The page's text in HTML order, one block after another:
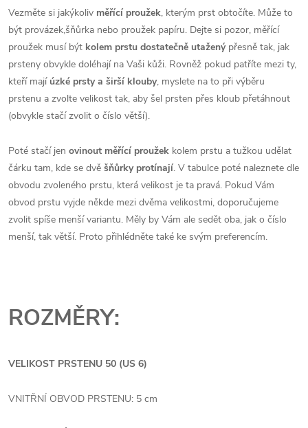
Vezměte si jakýkoliv měřící proužek, kterým prst obtočíte. Může to
být provázek,šňůrka nebo proužek papíru. Dejte si pozor, měřící
proužek musí být kolem prstu dostatečně utaženýpřesně tak, jak
prsteny obvykle doléhají na Vaši kůži. Rovněž pokud patříte mezi ty,
kteří mají úzké prsty a širší klouby, myslete na to při výběru
prstenu a zvolte velikost tak, aby šel prsten přes kloub přetáhnout
(obvykle stačí zvolit o číslo větší).
Poté stačí jen ovinout měřící proužek kolem prstu a tužkou udělat
čárku tam, kde se dvě šňůrky protínají. V tabulce poté naleznete dle
obvodu zvoleného prstu, která velikost je ta pravá. Pokud Vám
obvod prstu vyjde někde mezi dvěma velikostmi, doporučujeme
zvolit spíše menší variantu. Měly by Vám ale sedět oba, jak o číslo
menší, tak větší. Proto přihlédněte také ke svým preferencím.
ROZMĚRY:
VELIKOST PRSTENU 50 (US 6)
VNITŘNÍ OBVOD PRSTENU: 5 cm